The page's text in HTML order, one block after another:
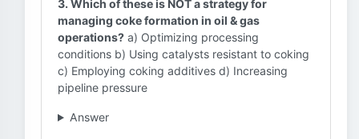
3. Which of these is NOT a strategy for
managing coke formation in oil & gas
operations? a) Optimizing processing
conditions b) Using catalysts resistant to coking
c) Employing coking additives d) Increasing
pipeline pressure
Answer